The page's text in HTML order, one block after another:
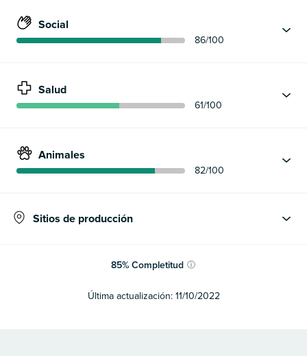
Social
86/100
Salud
61/100
Animales
82/100
Sitios de producción
85% Completitud ⓘ
Última actualización: 11/10/2022